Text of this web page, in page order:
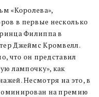
«Королева»,
в первые несколько
Филиппа в
Джеймс Кромвелл.
что он представил
лампочку», как
Несмотря на это, в
на премию